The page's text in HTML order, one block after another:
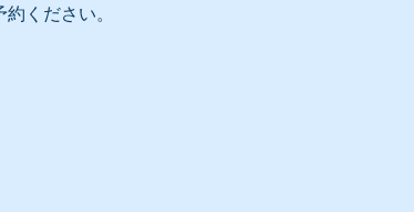
ください。